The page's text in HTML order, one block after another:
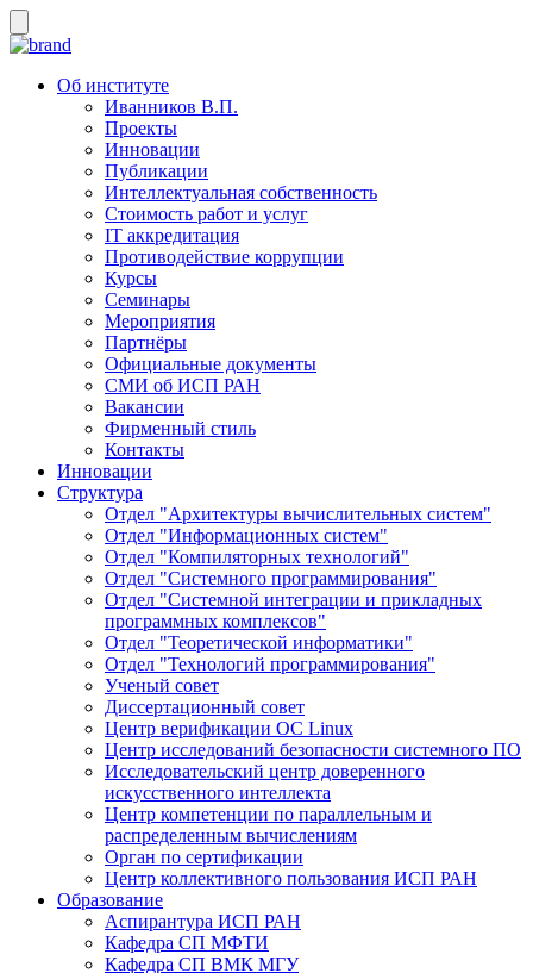
Об институте
Иванников В.П.
Проекты
Инновации
Публикации
Интеллектуальная собственность
Стоимость работ и услуг
IT аккредитация
Противодействие коррупции
Курсы
Семинары
Мероприятия
Партнёры
Официальные документы
СМИ об ИСП РАН
Вакансии
Фирменный стиль
Контакты
Инновации
Структура
Отдел "Архитектуры вычислительных систем"
Отдел "Информационных систем"
Отдел "Компиляторных технологий"
Отдел "Системного программирования"
Отдел "Системной интеграции и прикладных
программных комплексов"
Отдел "Теоретической информатики"
Отдел "Технологий программирования"
Ученый совет
Диссертационный совет
Центр верификации ОС Linux
Центр исследований безопасности системного ПО
Исследовательский центр доверенного
искусственного интеллекта
Центр компетенции по параллельным и
распределенным вычислениям
Орган по сертификации
Центр коллективного пользования ИСП РАН
Образование
Аспирантура ИСП РАН
Кафедра СП МФТИ
Кафедра СП ВМК МГУ